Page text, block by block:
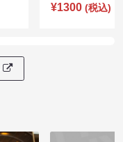
¥1300 (税込)